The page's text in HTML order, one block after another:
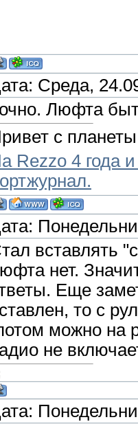
Среда,
Люфта
с
Rezzo 4 года
вставлять
нет.
Еще
то с
можно на
не